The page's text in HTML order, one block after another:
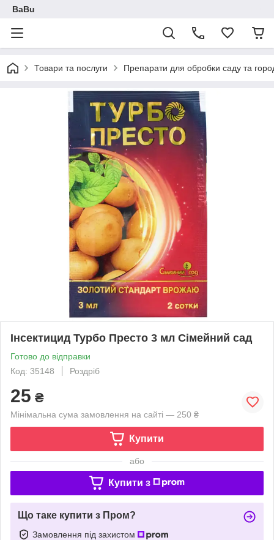
BaBu
Товари та послуги Препарати для обробки саду та
Інсектицид Турбо Престо 3 мл Сімейний сад
Готово до відправки
Код: 35148
Роздріб
25 ₴
Мінімальна сума замовлення на сайті — 250 ₴
Купити
або
Купити з
Що таке купити з Пром?
Замовлення під захистом